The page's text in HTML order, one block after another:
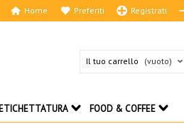
Registrati
Preferiti
Home
Il tuo carrello (vuoto)
FOOD & COFFEE